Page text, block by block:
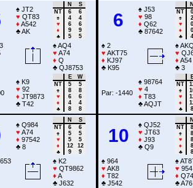
♠ JT2
♥ QT83
♦ A542
♣AK
N
S
NT
6
6
♠
4
4
♥
6
6
♦
9
9
♣
5 5
♠AQ4
♥ A74
♦ Q
♣ QJ8753
♠ K9
♥ 92
♦ JT9873
♣ T42
E
W
NT
5
5
♠
8
8
♥
6
6
♦
4
4
♣
8 8
6
♠ J53
♥ 98
♦ Q62
♣ 87642
NT
0
♠
2
♥
0
♦
0
♣
4
♠ 2
♥ AKT75
♦ KJ97
♣ K95
♠
♥
♦ A54
♣ 3
Par: -1440
♠ 98764
♥ 4
♦ T83
♣AQJT
NT
♠
♥
♦
♣
8
♠ Q984
♥ A74
♦ 97542
♣ 8
N
S
NT
6
6
♠
5
5
♥
5
5
♦
12
12
♣
9 9
♠ K2
♥ QT9862
♦ A
♣ J632
10
♠ QJ52
♥ JT63
♦ J93
♣ Q9
NT
8
♠
8
♥
8
♦
8
♣
8
♠ 964
♥ AK8
♦ T82
♣ J542
♠
♥ 954
♦ Q74
♣A76